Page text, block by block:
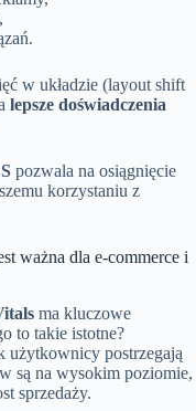
w układzie (layout shift
lepsze doświadczenia
pozwala na osiągnięcie
korzystaniu z
ważna dla e-commerce i
ma kluczowe
to takie istotne?
użytkownicy postrzegają
są na wysokim poziomie,
sprzedaży.